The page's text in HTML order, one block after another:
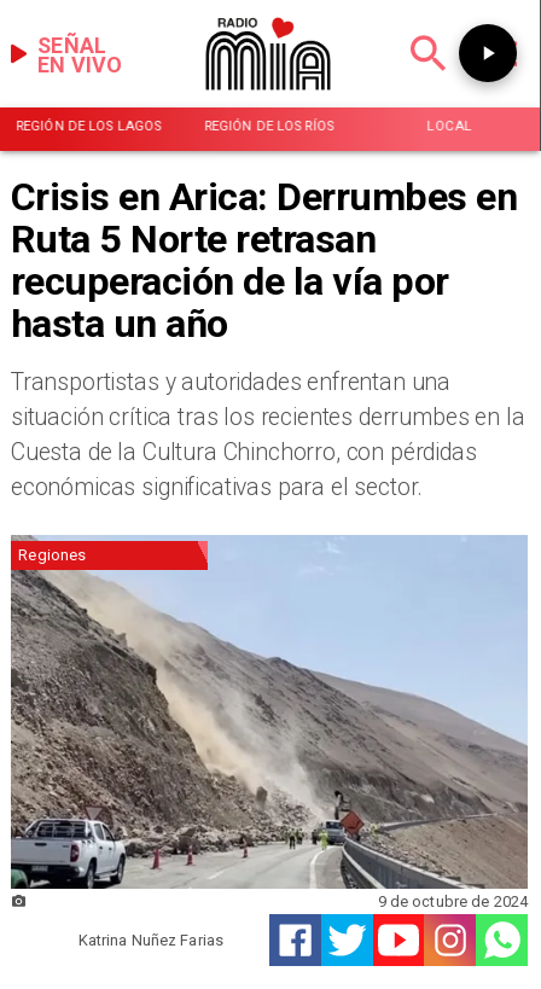
EN VIVO
SEÑAL
REGIÓN DE LOS LAGOS REGIÓN DE LOS RÍOS LOCAL
Crisis en Arica: Derrumbes en
Ruta 5 Norte retrasan
recuperación de la vía por
hasta un año
​Transportistas y autoridades enfrentan una
situación crítica tras los recientes derrumbes en la
Cuesta de la Cultura Chinchorro, con pérdidas
económicas significativas para el sector.
Regiones
Katrina Nuñez Farias
9 de octubre de 2024